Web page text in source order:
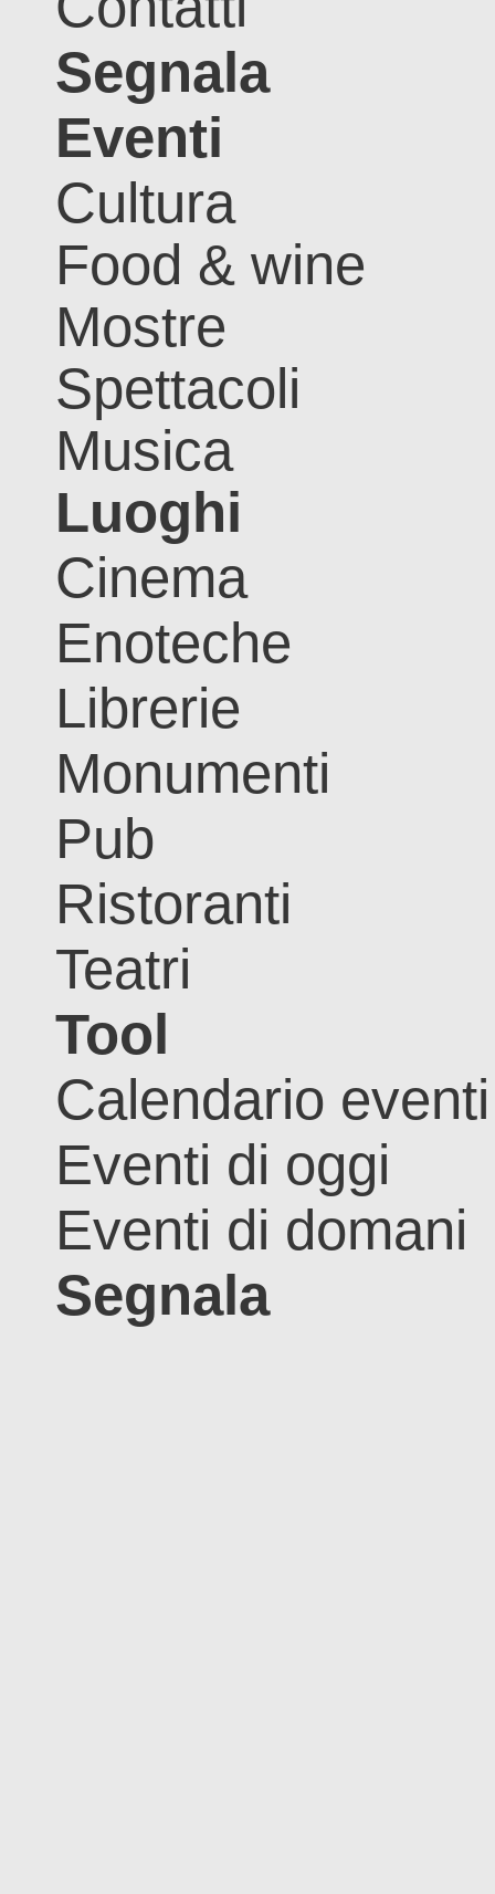
Segnala
Eventi
Cultura
Food & wine
Mostre
Spettacoli
Musica
Luoghi
Cinema
Enoteche
Librerie
Monumenti
Pub
Ristoranti
Teatri
Tool
Calendario eventi
Eventi di oggi
Eventi di domani
Segnala